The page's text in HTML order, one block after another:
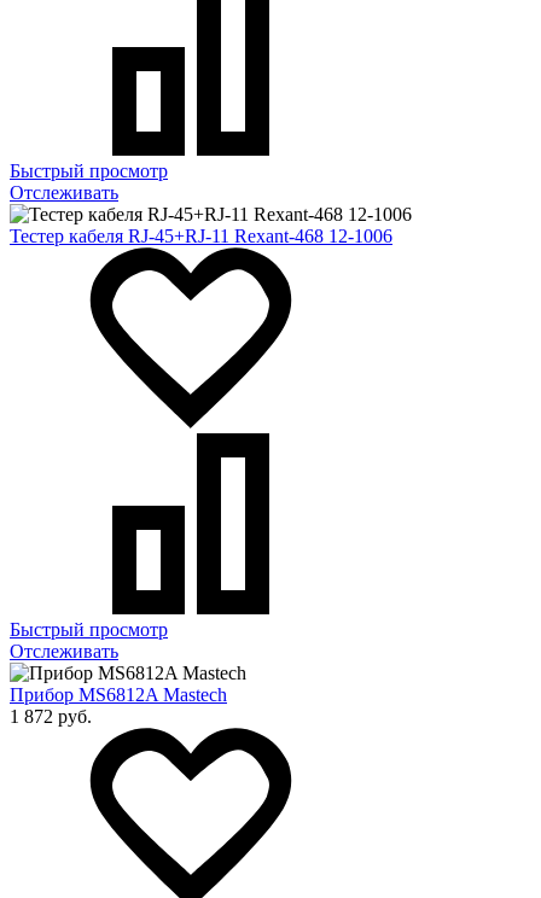
Быстрый просмотр
Отслеживать
Тестер кабеля RJ-45+RJ-11 Rexant-468 12-1006
Быстрый просмотр
Отслеживать
Прибор MS6812A Mastech
1 872 руб.